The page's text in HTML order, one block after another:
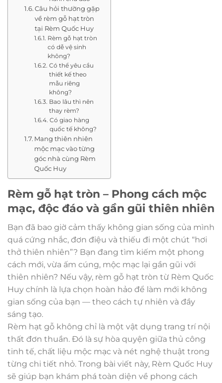
Câu hỏi thường gặp
về rèm gỗ hạt tròn
tại Rèm Quốc Huy
Rèm gỗ hạt tròn
có dễ vệ sinh
không?
Có thể yêu cầu
thiết kế theo
mẫu riêng
không?
Bao lâu thì nên
thay rèm?
Có giao hàng
quốc tế không?
Mang thiên nhiên
mộc mạc vào từng
góc nhà cùng Rèm
Quốc Huy
Rèm gỗ hạt tròn – Phong cách mộc
mạc, độc đáo và gần gũi thiên nhiên
Bạn đã bao giờ cảm thấy không gian sống của mình
quá cứng nhắc, đơn điệu và thiếu đi một chút “hơi
thở thiên nhiên”? Bạn đang tìm kiếm một phong
cách mới, vừa ấm cúng, mộc mạc lại gần gũi với
thiên nhiên? Nếu vậy, rèm gỗ hạt tròn từ Rèm Quốc
Huy chính là lựa chọn hoàn hảo để làm mới không
gian sống của bạn — theo cách tự nhiên và đầy
sáng tạo.
Rèm hạt gỗ không chỉ là một vật dụng trang trí nội
thất đơn thuần. Đó là sự hòa quyện giữa thủ công
tinh tế, chất liệu mộc mạc và nét nghệ thuật trong
từng chi tiết nhỏ. Trong bài viết này, Rèm Quốc Huy
sẽ giúp bạn khám phá toàn diện về phong cách